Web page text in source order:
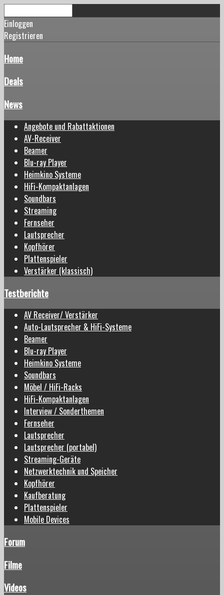
Einloggen
Registrieren
Home
Deals
News
Angebote und Rabattaktionen
AV-Receiver
Beamer
Blu-ray Player
Heimkino Systeme
HiFi-Kompaktanlagen
Soundbars
Streaming
Fernseher
Lautsprecher
Kopfhörer
Plattenspieler
Verstärker (klassisch)
Testberichte
AV Receiver/ Verstärker
Auto-Lautsprecher & HiFi-Systeme
Beamer
Blu-ray Player
Heimkino Systeme
Soundbars
Möbel / HiFi-Racks
HiFi-Kompaktanlagen
Interview / Sonderthemen
Fernseher
Lautsprecher
Lautsprecher (portabel)
Streaming-Geräte
Netzwerktechnik und Speicher
Kopfhörer
Kaufberatung
Plattenspieler
Mobile Devices
Forum
Filme
Videos